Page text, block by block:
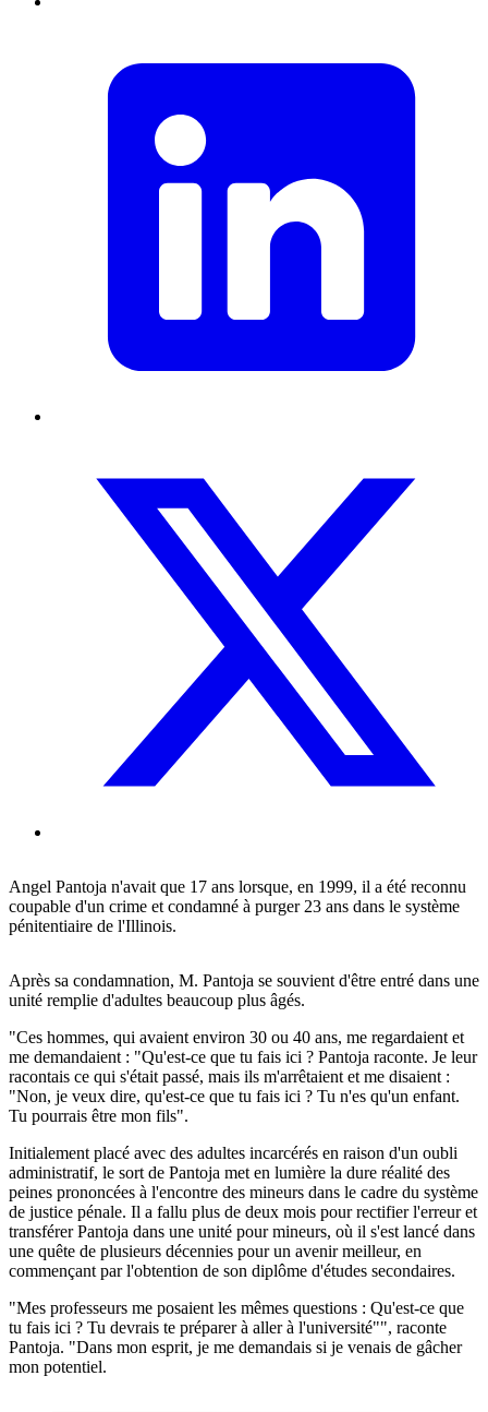
Angel Pantoja n'avait que 17 ans lorsque, en 1999, il a été reconnu
coupable d'un crime et condamné à purger 23 ans dans le système
pénitentiaire de l'Illinois.
Après sa condamnation, M. Pantoja se souvient d'être entré dans une
unité remplie d'adultes beaucoup plus âgés.
"Ces hommes, qui avaient environ 30 ou 40 ans, me regardaient et
me demandaient : "Qu'est-ce que tu fais ici ? Pantoja raconte. Je leur
racontais ce qui s'était passé, mais ils m'arrêtaient et me disaient :
"Non, je veux dire, qu'est-ce que tu fais ici ? Tu n'es qu'un enfant.
Tu pourrais être mon fils".
Initialement placé avec des adultes incarcérés en raison d'un oubli
administratif, le sort de Pantoja met en lumière la dure réalité des
peines prononcées à l'encontre des mineurs dans le cadre du système
de justice pénale. Il a fallu plus de deux mois pour rectifier l'erreur et
transférer Pantoja dans une unité pour mineurs, où il s'est lancé dans
une quête de plusieurs décennies pour un avenir meilleur, en
commençant par l'obtention de son diplôme d'études secondaires.
"Mes professeurs me posaient les mêmes questions : Qu'est-ce que
tu fais ici ? Tu devrais te préparer à aller à l'université"", raconte
Pantoja. "Dans mon esprit, je me demandais si je venais de gâcher
mon potentiel.